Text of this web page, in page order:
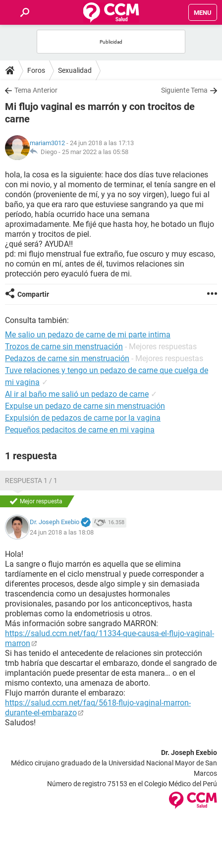
MENU
FOROS
SALUD
FAMILIA
NUTRICIÓN
SEXUALIDAD
GLOSARIO
Foros Sexualidad
Tema Anterior Siguiente Tema
Mi flujo vaginal es marrón y con trocitos de
carne
mariam3012 - 24 jun 2018 a las 17:13
Diego - 25 mar 2022 a las 05:58
hola, la cosa es la siguiente: hace dos días tuve relaciones
con mi novio, y al momento de terminar, el tenía sangre en el
condón (proveniente de mí, y ya no soy virgen), luego fui al
baño, ya que era raro que estuviese sangrando ya que mi
período, había ocurrido hace una semana
aproximadamente. Me fijé que hasta hoy, he botado un flujo
marrón y trocitos de piel.
¿qué será? AYUDA!!
pd: mi flujo menstrual fue extraño, fue oscuro y muy escaso,
no común en mí, antes de él, tuvimos relaciones sin
protección pero eyaculó fuera de mi.
Compartir
Consulta también:
Me salio un pedazo de carne de mi parte intima
Trozos de carne sin menstruación - Mejores respuestas
Pedazos de carne sin menstruación - Mejores respuestas
Tuve relaciones y tengo un pedazo de carne que cuelga de
mi vagina ✓
Al ir al baño me salió un pedazo de carne ✓
Expulse un pedazo de carne sin menstruación
Expulsión de pedazos de carne por la vagina
Pequeños pedacitos de carne en mi vagina
1 respuesta
RESPUESTA 1 / 1
Mejor respuesta
Dr. Joseph Exebio 16.358
24 jun 2018 a las 18:08
Hola!
La sangre o flujo marrón es aquella que se elimina
tardíamente en el ciclo menstrual y puede corresponder a
diferentes procesos, desde algo simple y sin demasiada
trascendencia como un desajustes hormonales
provisionales, pasando por los anticonceptivos, hasta
problemas como la endometriosis u otros.
Más información sobre sangrado MARRON:
https://salud.ccm.net/faq/11334-que-causa-el-flujo-vaginal-
marron
Si has tenido el antecedente de relaciones sin protección
tmb habría que descartar el embarazo, donde el sangrado de
implantación puede presentar de esta manera… o en el
mismo contexto, una amenaza de aborto.
Flujo marrón durante el embarazo:
https://salud.ccm.net/faq/5618-flujo-vaginal-marron-
durante-el-embarazo
Saludos!
Dr. Joseph Exebio
Médico cirujano graduado de la Universidad Nacional Mayor de San
Marcos
Número de registro 75153 en el Colegio Médico del Perú